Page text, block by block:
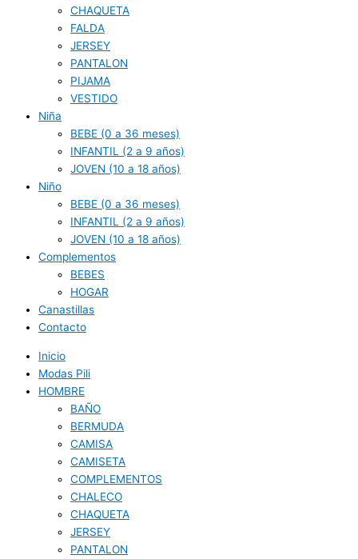
CHAQUETA
FALDA
JERSEY
PANTALON
PIJAMA
VESTIDO
Niña
BEBE (0 a 36 meses)
INFANTIL (2 a 9 años)
JOVEN (10 a 18 años)
Niño
BEBE (0 a 36 meses)
INFANTIL (2 a 9 años)
JOVEN (10 a 18 años)
Complementos
BEBES
HOGAR
Canastillas
Contacto
Inicio
Modas Pili
HOMBRE
BAÑO
BERMUDA
CAMISA
CAMISETA
COMPLEMENTOS
CHALECO
CHAQUETA
JERSEY
PANTALON